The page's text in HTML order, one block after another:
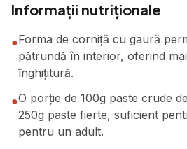
Informații nutriționale
●Forma de corniță cu gaură
pătrundă în interior, oferind
înghițitură.
●O porție de 100g paste crude
250g paste fierte, suficient
pentru un adult.